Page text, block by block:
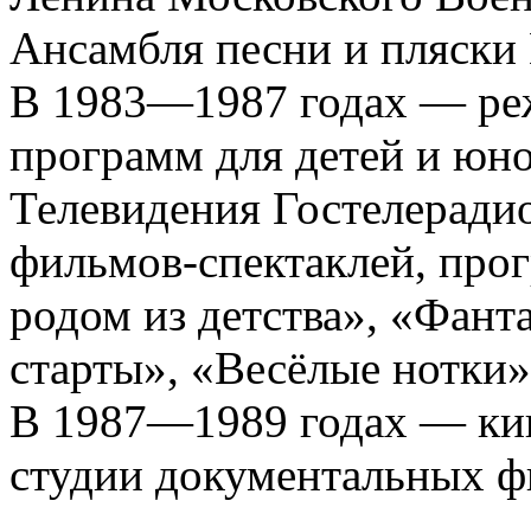
Ансамбля песни и
В 1983—1987 годах —
программ для детей и
Телевидения
фильмов-спектаклей,
родом из детства»,
старты», «Весёлые
В 1987—1989 годах —
студии